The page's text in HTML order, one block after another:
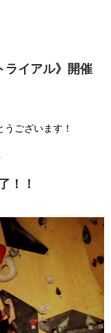
イアル》開催
ございます！
！！